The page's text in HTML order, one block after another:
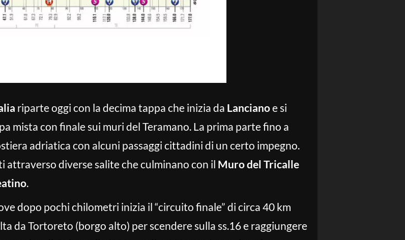
riparte oggi con la decima tappa che inizia da Lancianoe si
mista con finale sui muri del Teramano. La prima parte fino a
adriatica con alcuni passaggi cittadini di un certo impegno.
attraverso diverse salite che culminano con il Muro del Tricalle
.
dopo pochi chilometri inizia il “circuito finale” di circa 40 km
da Tortoreto (borgo alto) per scendere sulla ss.16 e raggiungere